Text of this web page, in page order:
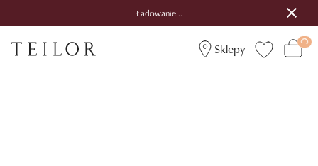
Ładowanie...
Sklepy